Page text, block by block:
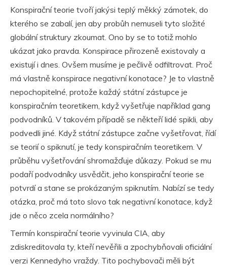
Konspirační teorie tvoří jakýsi teplý měkký zámotek, do
kterého se zabalí, jen aby probůh nemuseli tyto složité
globální struktury zkoumat. Ono by se to totiž mohlo
ukázat jako pravda. Konspirace přirozeně existovaly a
existují i dnes. Ovšem musíme je pečlivě odfiltrovat. Proč
má vlastně konspirace negativní konotace? Je to vlastně
nepochopitelné, protože každý státní zástupce je
konspiračním teoretikem, když vyšetřuje například gang
podvodníků. V takovém případě se někteří lidé spikli, aby
podvedli jiné. Když státní zástupce začne vyšetřovat, řídí
se teorií o spiknutí, je tedy konspiračním teoretikem. V
průběhu vyšetřování shromažďuje důkazy. Pokud se mu
podaří podvodníky usvědčit, jeho konspirační teorie se
potvrdí a stane se prokázaným spiknutím. Nabízí se tedy
otázka, proč má toto slovo tak negativní konotace, když
jde o něco zcela normálního?
Termín konspirační teorie vyvinula CIA, aby
zdiskreditovala ty, kteří nevěřili a zpochybňovali oficiální
verzi Kennedyho vraždy. Tito pochybovači měli být